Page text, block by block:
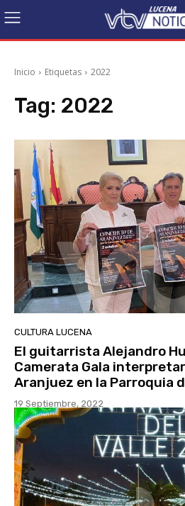
Inicio Etiquetas 2022
Tag: 2022
CULTURA LUCENA
El guitarrista Alejandro
Camerata Gala
Aranjuez en la Parroquia
19 Septiembre, 2022